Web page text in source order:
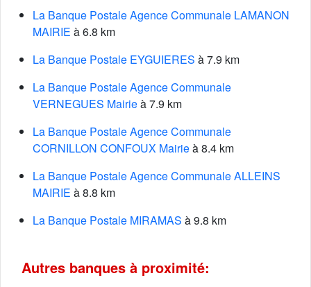
La Banque Postale Agence Communale LAMANON
MAIRIE à 6.8 km
La Banque Postale EYGUIERES à 7.9 km
La Banque Postale Agence Communale
VERNEGUES Mairieà 7.9 km
La Banque Postale Agence Communale
CORNILLON CONFOUX Mairieà 8.4 km
La Banque Postale Agence Communale ALLEINS
MAIRIE à 8.8 km
La Banque Postale MIRAMAS à 9.8 km
Autres banques à proximité: